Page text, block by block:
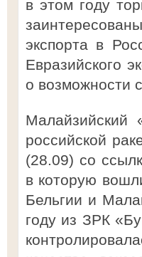
в этом году
экспорта в
Евразийского
о возможности
Малайзийский
российской
(28.09) со
в которую
Бельгии и
году из ЗРК